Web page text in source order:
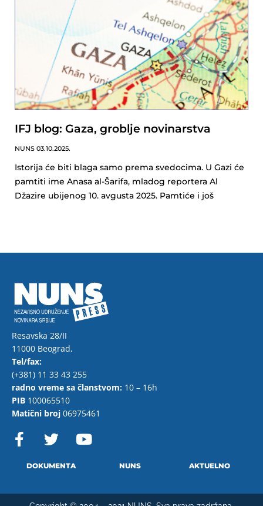
IFJ blog: Gaza, groblje novinarstva
NUNS 03.10.2025.
Istorija će biti blaga samo prema svedocima. U Gazi će
pamtiti ime Anasa al-Šarifa, mladog reportera Al
Džazire ubijenog 10. avgusta 2025. Pamtiće i još
Resavska 28/II
11000 Beograd,
Tel/fax:
(+381) 11 33 43 255
radno vreme sa članstvom: 10 – 16h
PIB 100065510
Matični broj 06975461
F
a
o
w
t
e
o
b
DOKUMENTA NUNS AKTUELNO